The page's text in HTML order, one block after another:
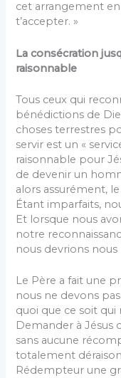
cet arrangement
t’accepter. »
La consécration
raisonnable
Tous ceux qui
bénédictions de
choses terrestres
servir est un «
raisonnable pour
de devenir un
alors assurément,
Étant imparfaits,
Et lorsque nous
notre
nous devrions nous
Le Père a fait une
nous ne devons
quoi que ce soit qui
Demander à Jésus
sans aucune
totalement
Rédempteur une